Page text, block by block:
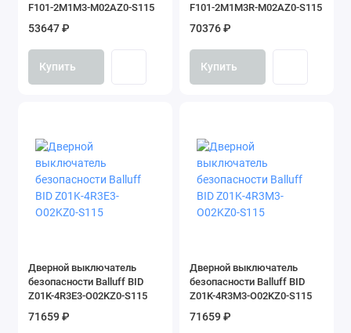
F101-2M1M3-M02AZ0-S115
53647 ₽
Купить
F101-2M1M3R-M02AZ0-S115
70376 ₽
Купить
Дверной выключатель
безопасности Balluff BID
Z01K-4R3E3-O02KZ0-S115
71659 ₽
Дверной выключатель
безопасности Balluff BID
Z01K-4R3M3-O02KZ0-S115
71659 ₽